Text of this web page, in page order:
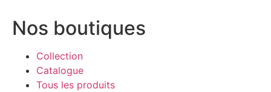
Nos boutiques
Collection
Catalogue
Tous les produits